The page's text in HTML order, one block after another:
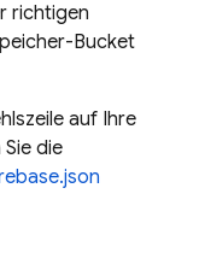
richtigen
Bucket
auf Ihre
die